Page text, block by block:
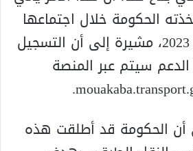
الحكومة خلال اجتماعها
الخميس 02 فبراير 2023، مشيرة إلى أن التسجيل
سيتم عبر المنصة
أن الحكومة قد أطلقت هذه